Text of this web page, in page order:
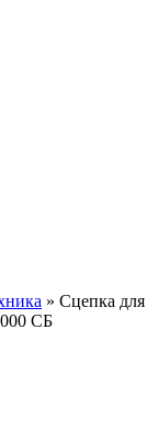
» Сцепка для
СБ